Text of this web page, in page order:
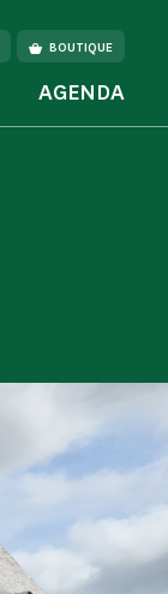
BOUTIQUE
AGENDA